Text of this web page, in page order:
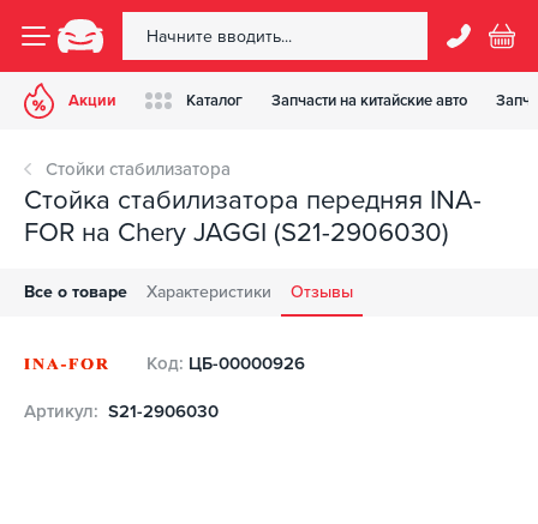
Акции Каталог Запчасти на китайские авто
Стойки стабилизатора
Стойка стабилизатора передняя INA-
FOR на Chery JAGGI (S21-2906030)
Все о товаре Характеристики Отзывы
Код: ЦБ-00000926
Артикул: S21-2906030